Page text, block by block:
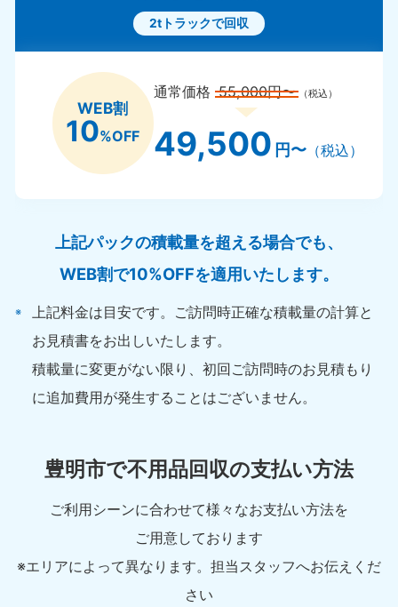
2tトラックで回収
WEB割
10%OFF
通常価格55,000円〜 （税込）
49,500 円〜（税込）
上記パックの積載量を超える場合でも、
WEB割で10%OFFを適用いたします。
上記料金は目安です。ご訪問時正確な積載量の計算と
お見積書をお出しいたします。
積載量に変更がない限り、初回ご訪問時のお見積もり
に追加費用が発生することはございません。
豊明市で不用品回収の支払い方法
ご利用シーンに合わせて様々なお支払い方法を
ご用意しております
※エリアによって異なります。担当スタッフへお伝えくだ
さい